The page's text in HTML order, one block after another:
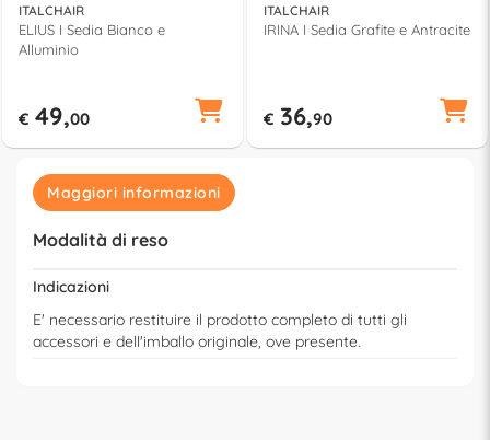
ITALCHAIR
ELIUS I Sedia Bianco e
Alluminio
€ 49,00
ITALCHAIR
IRINA I Sedia Grafite e Antracite
€ 36,90
Maggiori informazioni
Modalità di reso
Indicazioni
E' necessario restituire il prodotto completo di tutti gli
accessori e dell'imballo originale, ove presente.